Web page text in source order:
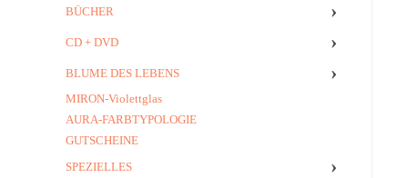
BÜCHER
›
CD + DVD ›
BLUME DES LEBENS ›
MIRON-Violettglas
AURA-FARBTYPOLOGIE
GUTSCHEINE
SPEZIELLES
›